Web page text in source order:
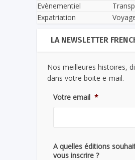
Evènementiel
Expatriation
LA NEWSLETTER
Nos meilleures histoires,
dans votre boite e-mail.
Votre email *
A quelles éditions
vous inscrire ?